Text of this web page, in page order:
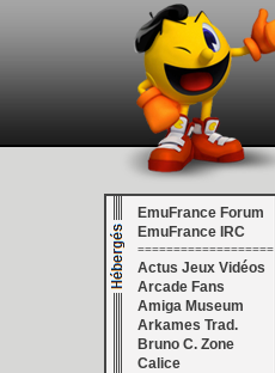
EmuFrance Forum
EmuFrance IRC
===================
Actus Jeux Vidéos
Arcade Fans
Amiga Museum
Arkames Trad.
Bruno C. Zone
Calice